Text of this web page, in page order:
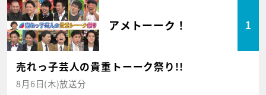
アメトーーク！ 1
売れっ子芸人の貴重トーーク祭り!!
8月6日(木)放送分